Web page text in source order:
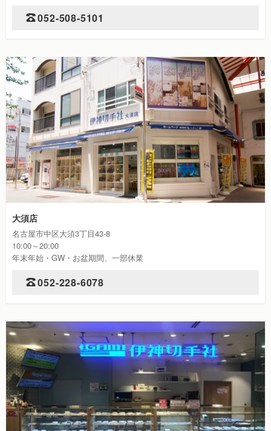
052-508-5101
大須店
名古屋市中区大須3丁目43-8
10:00～20:00
年末年始・GW・お盆期間、一部休業
052-228-6078